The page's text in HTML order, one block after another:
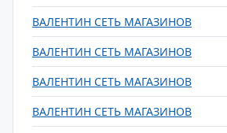
ВАЛЕНТИН СЕТЬ МАГАЗИНОВ
ВАЛЕНТИН СЕТЬ МАГАЗИНОВ
ВАЛЕНТИН СЕТЬ МАГАЗИНОВ
ВАЛЕНТИН СЕТЬ МАГАЗИНОВ